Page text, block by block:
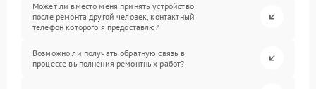
Может ли вместо меня принять устройство
после ремонта другой человек, контактный
телефон которого я предоставлю?
Возможно ли получать обратную связь в
процессе выполнения ремонтных работ?